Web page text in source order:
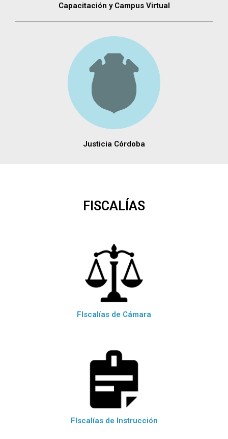
Capacitación y Campus Virtual
Justicia Córdoba
FISCALÍAS
FIscalías de Cámara
FIscalías de Instrucción